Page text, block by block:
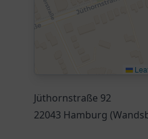
Jüthornstraße 92
22043 Hamburg